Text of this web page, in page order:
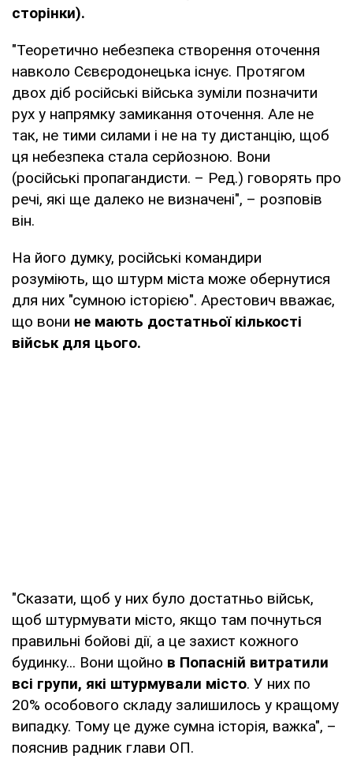
сторінки).
"Теоретично небезпека створення оточення
навколо Сєвєродонецька існує. Протягом
двох діб російські війська зуміли позначити
рух у напрямку замикання оточення. Але не
так, не тими силами і не на ту дистанцію, щоб
ця небезпека стала серйозною. Вони
(російські пропагандисти. – Ред.) говорять про
речі, які ще далеко не визначені", – розповів
він.
На його думку, російські командири
розуміють, що штурм міста може обернутися
для них "сумною історією". Арестович вважає,
що вони не мають достатньої кількості
військ для цього.
"Сказати, щоб у них було достатньо військ,
щоб штурмувати місто, якщо там почнуться
правильні бойові дії, а це захист кожного
будинку... Вони щойно в Попасній витратили
всі групи, які штурмували місто. У них по
20% особового складу залишилось у кращому
випадку. Тому це дуже сумна історія, важка", –
пояснив радник глави ОП.